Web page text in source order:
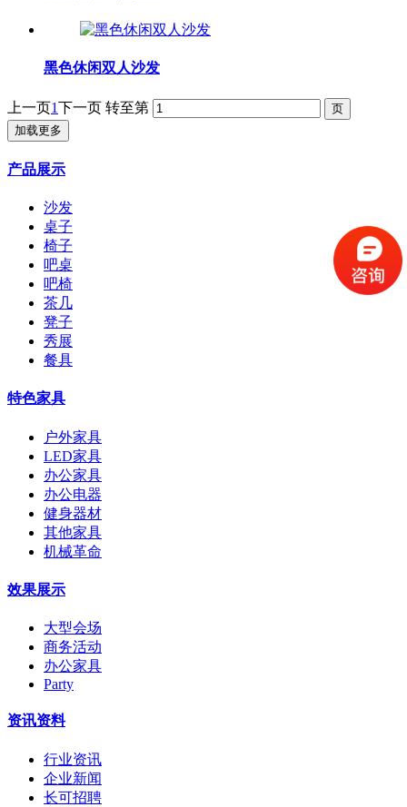
黑色休闲双人沙发
上一页1下一页 转至第
加载更多
产品展示
沙发
桌子
椅子
吧桌
吧椅
茶几
凳子
秀展
餐具
特色家具
户外家具
LED家具
办公家具
办公电器
健身器材
其他家具
机械革命
效果展示
大型会场
商务活动
办公家具
Party
资讯资料
行业资讯
企业新闻
长可招聘